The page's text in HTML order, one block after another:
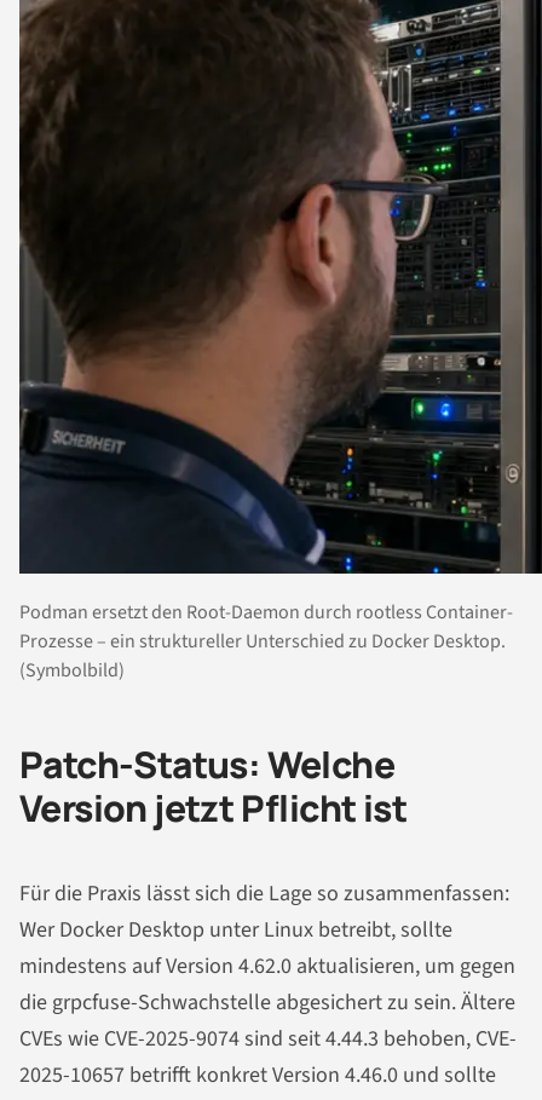
Podman ersetzt den Root-Daemon durch rootless Container-
Prozesse – ein struktureller Unterschied zu Docker Desktop.
(Symbolbild)
Patch-Status: Welche
Version jetzt Pflicht ist
Für die Praxis lässt sich die Lage so zusammenfassen:
Wer Docker Desktop unter Linux betreibt, sollte
mindestens auf Version 4.62.0 aktualisieren, um gegen
die grpcfuse-Schwachstelle abgesichert zu sein. Ältere
CVEs wie CVE-2025-9074 sind seit 4.44.3 behoben, CVE-
2025-10657 betrifft konkret Version 4.46.0 und sollte